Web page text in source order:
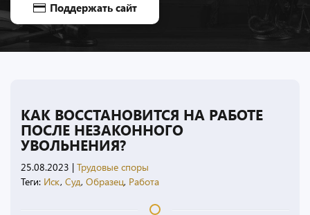
Поддержать сайт
КАК ВОССТАНОВИТСЯ НА РАБОТЕ
ПОСЛЕ НЕЗАКОННОГО
УВОЛЬНЕНИЯ?
25.08.2023 | Трудовые споры
Теги: Иск, Суд, Образец, Работа